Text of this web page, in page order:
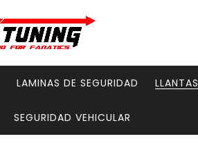
LAMINAS DE SEGURIDAD LLANTAS
SEGURIDAD VEHICULAR